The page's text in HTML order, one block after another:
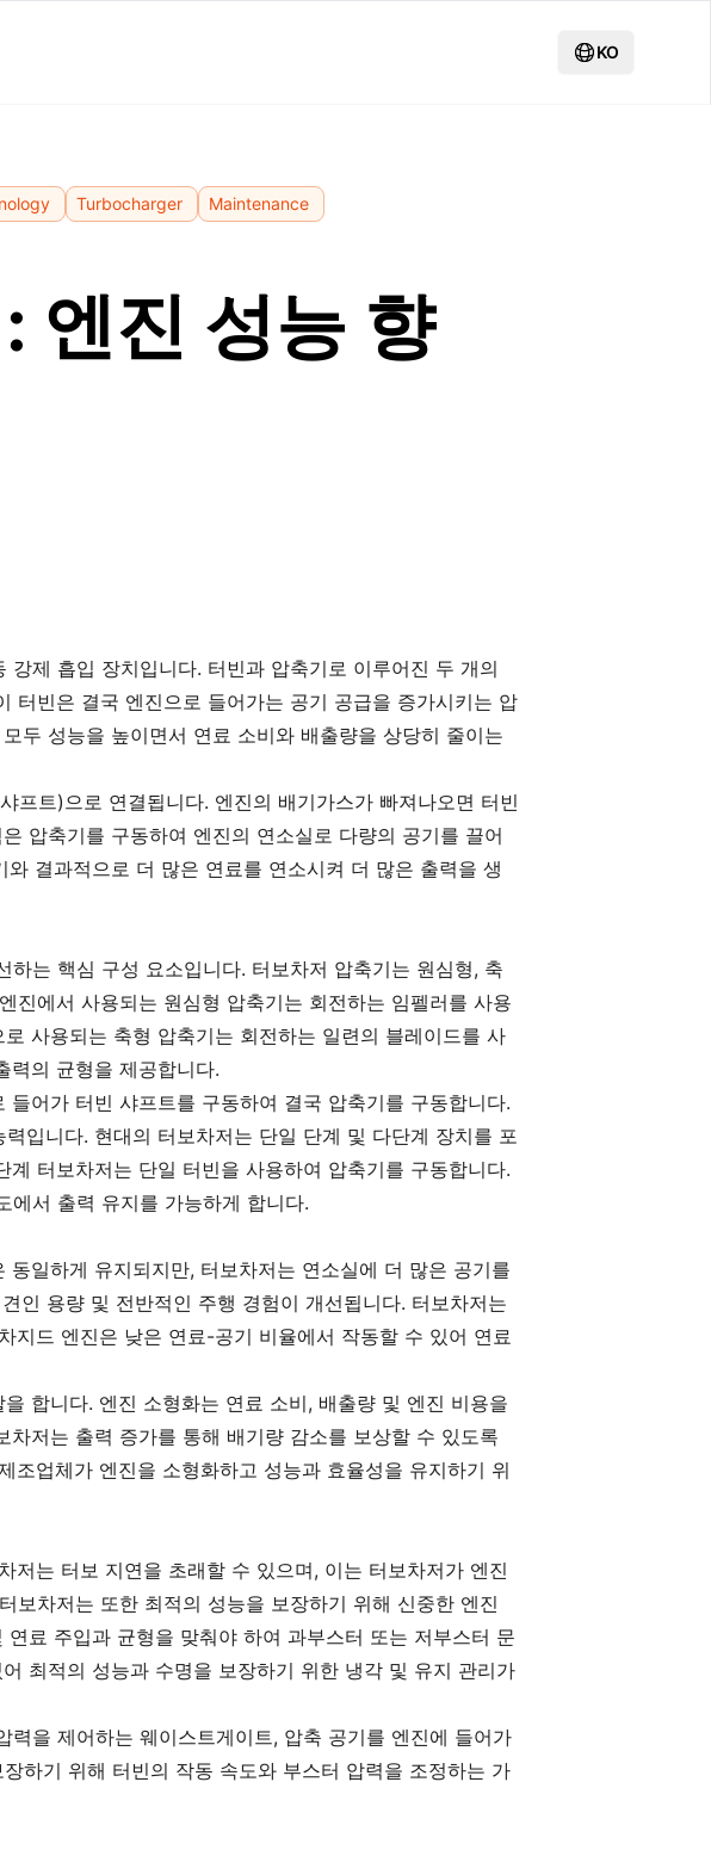
KO
Turbocharger Maintenance
엔진 성능 향
제 흡입 장치입니다. 터빈과 압축기로 이루어진 두 개의
터빈은 결국 엔진으로 들어가는 공기 공급을 증가시키는 압
두 성능을 높이면서 연료 소비와 배출량을 상당히 줄이는
프트)으로 연결됩니다. 엔진의 배기가스가 빠져나오면 터빈
압축기를 구동하여 엔진의 연소실로 다량의 공기를 끌어
결과적으로 더 많은 연료를 연소시켜 더 많은 출력을 생
는 핵심 구성 요소입니다. 터보차저 압축기는 원심형, 축
진에서 사용되는 원심형 압축기는 회전하는 임펠러를 사용
사용되는 축형 압축기는 회전하는 일련의 블레이드를 사
력의 균형을 제공합니다.
어가 터빈 샤프트를 구동하여 결국 압축기를 구동합니다.
입니다. 현대의 터보차저는 단일 단계 및 다단계 장치를 포
터보차저는 단일 터빈을 사용하여 압축기를 구동합니다.
에서 출력 유지를 가능하게 합니다.
일하게 유지되지만, 터보차저는 연소실에 더 많은 공기를
인 용량 및 전반적인 주행 경험이 개선됩니다. 터보차저는
지드 엔진은 낮은 연료-공기 비율에서 작동할 수 있어 연료
합니다. 엔진 소형화는 연료 소비, 배출량 및 엔진 비용을
저는 출력 증가를 통해 배기량 감소를 보상할 수 있도록
업체가 엔진을 소형화하고 성능과 효율성을 유지하기 위
저는 터보 지연을 초래할 수 있으며, 이는 터보차저가 엔진
보차저는 또한 최적의 성능을 보장하기 위해 신중한 엔진
료 주입과 균형을 맞춰야 하여 과부스터 또는 저부스터 문
최적의 성능과 수명을 보장하기 위한 냉각 및 유지 관리가
을 제어하는 웨이스트게이트, 압축 공기를 엔진에 들어가
하기 위해 터빈의 작동 속도와 부스터 압력을 조정하는 가